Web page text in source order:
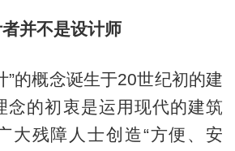
并不是设计师
”的概念诞生于20世纪初的建
念的初衷是运用现代的建筑
大残障人士创造“方便、安